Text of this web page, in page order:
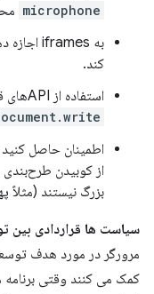
microphone
به iframes اجازه دهید از API
کند.
استفاده از APIهای قدیمی مانند XHR همزمان و
اطمینان حاصل کنید
از کوبیدن
بزرگ نیستند (مثلاً
سیاست ها قراردادی بین
مرورگر در مورد هدف
کمک می کنند وقتی